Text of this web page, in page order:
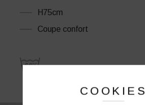
H75cm
Coupe confort
COOKIES